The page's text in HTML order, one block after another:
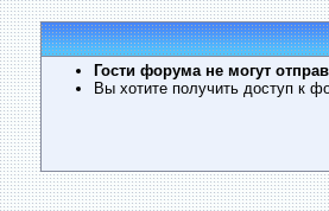
Гости форума не могут
Вы хотите получить доступ к